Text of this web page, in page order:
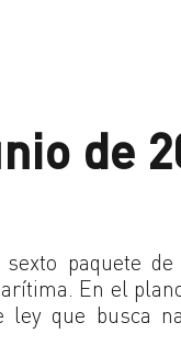
de
paquete de
En el
ley que busca